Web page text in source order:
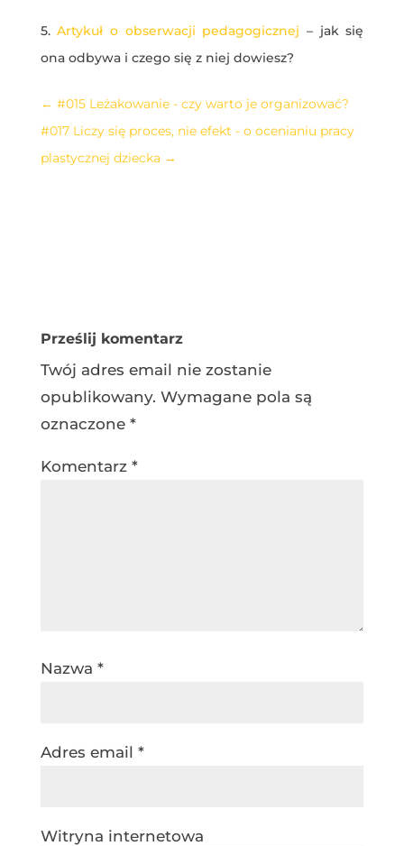
5.Artykuł o obserwacji pedagogicznej – jak się
ona odbywa i czego się z niej dowiesz?
← #015 Leżakowanie - czy warto je organizować?
#017 Liczy się proces, nie efekt - o ocenianiu pracy
plastycznej dziecka →
Prześlij komentarz
Twój adres email nie zostanie
opublikowany. Wymagane pola są
oznaczone *
Komentarz *
Nazwa *
Adres email *
Witryna internetowa